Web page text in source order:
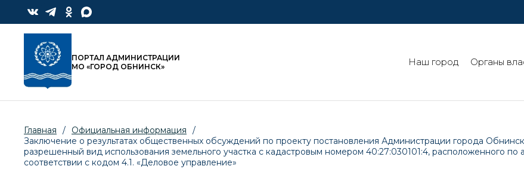
ПОРТАЛ АДМИНИСТРАЦИИ
МО «ГОРОД ОБНИНСК»
Наш город Органы
Главная / Официальная информация
/
Заключение о результатах общественных обсуждений по проекту постановления Администрации города
разрешенный вид использования земельного участка с кадастровым номером 40:27:030101:4, расположенного по
соответствии с кодом 4.1. «Деловое управление»